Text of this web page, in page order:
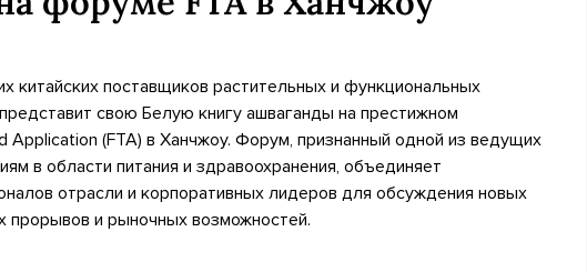
китайских поставщиков растительных и функциональных
свою Белую книгу ашваганды на престижном
Application (FTA) в Ханчжоу. Форум, признанный одной из ведущих
в области питания и здравоохранения, объединяет
отрасли и корпоративных лидеров для обсуждения новых
прорывов и рыночных возможностей.